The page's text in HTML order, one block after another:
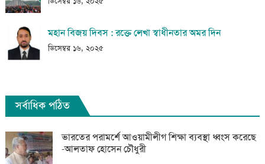
মহান বিজয় দিবস : রক্তে লেখা স্বাধীনতার অমর দিন
ডিসেম্বর ১৬, ২০২৫
সর্বাধিক পঠিত
ভারতের পরামর্শে আওয়ামীলীগ শিক্ষা ব্যবস্থা ধ্বংস করেছে
-আলতাফ হোসেন চৌধুরী